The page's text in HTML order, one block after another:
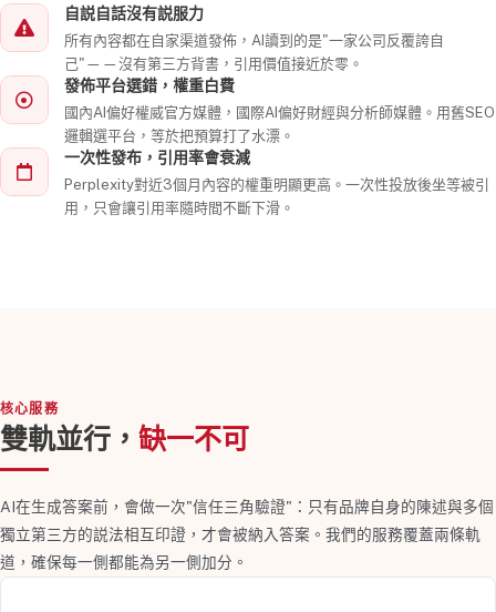
自説自話沒有説服力
所有內容都在自家渠道發佈，AI讀到的是"一家公司反覆誇自
己"——沒有第三方背書，引用價值接近於零。
發佈平台選錯，權重白費
國內AI偏好權威官方媒體，國際AI偏好財經與分析師媒體。用舊SEO
邏輯選平台，等於把預算打了水漂。
一次性發布，引用率會衰減
Perplexity對近3個月內容的權重明顯更高。一次性投放後坐等被引
用，只會讓引用率隨時間不斷下滑。
核心服務
雙軌並行， 缺一不可
AI在生成答案前，會做一次"信任三角驗證"：只有品牌自身的陳述與多個
獨立第三方的説法相互印證，才會被納入答案。我們的服務覆蓋兩條軌
道，確保每一側都能為另一側加分。